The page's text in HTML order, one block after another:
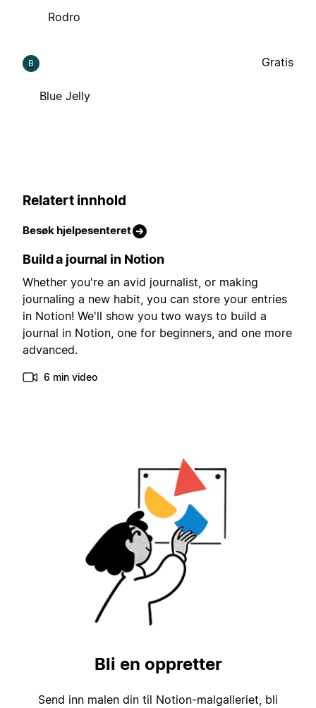
Rodro
B
Blue Jelly
Gratis
Relatert innhold
Besøk hjelpesenteret
Build a journal in Notion
Whether you're an avid journalist, or making
journaling a new habit, you can store your entries
in Notion! We'll show you two ways to build a
journal in Notion, one for beginners, and one more
advanced.
6 min video
Bli en oppretter
Send inn malen din til Notion-malgalleriet, bli